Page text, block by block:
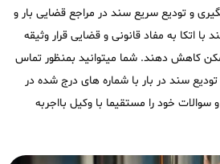
و تودیع سریع سند در مراجع قضایی بار و
با اتکا به مفاد قانونی و قضایی قرار وثیقه
کاهش دهند. شما میتوانید بمنظور تماس
تودیع سند در بار با شماره های درج شده در
خود را مستقیما با وکیل بااجربه